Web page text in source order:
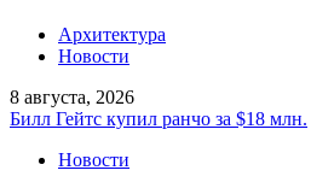
Архитектура
Новости
8 августа, 2026
Билл Гейтс купил ранчо за $18 млн.
Новости